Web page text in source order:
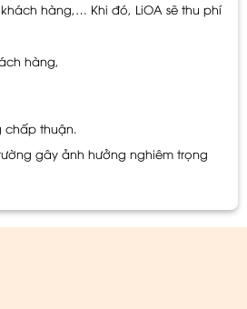
hàng,… Khi đó, LiOA sẽ thu phí
hàng,
chấp thuận.
gây ảnh hưởng nghiêm trọng